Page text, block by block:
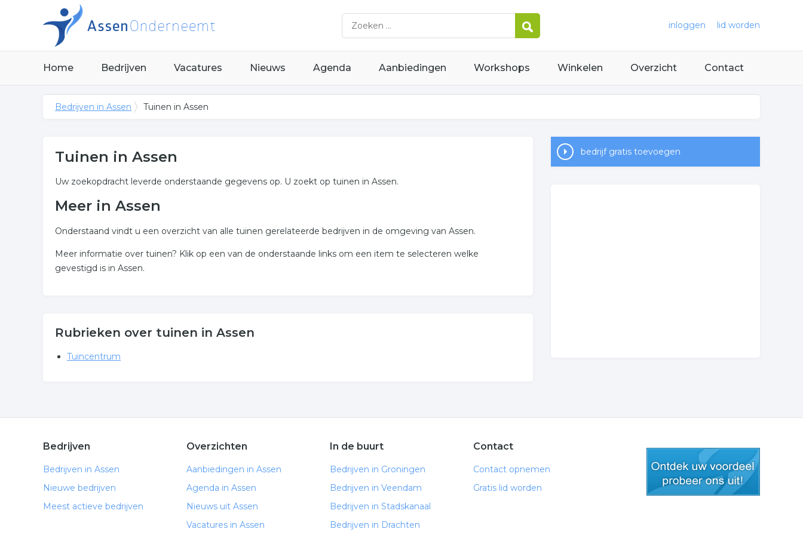
inloggen lid worden
Home Bedrijven Vacatures Nieuws Agenda Aanbiedingen Workshops Winkelen Overzicht Contact
Bedrijven in Assen Tuinen in Assen
Tuinen in Assen
Uw zoekopdracht leverde onderstaande gegevens op. U zoekt op tuinen in Assen.
Meer in Assen
Onderstaand vindt u een overzicht van alle tuinen gerelateerde bedrijven in de omgeving van Assen.
Meer informatie over tuinen? Klik op een van de onderstaande links om een item te selecteren welke
gevestigd is in Assen.
Rubrieken over tuinen in Assen
Tuincentrum
bedrijf gratis toevoegen
Bedrijven
Bedrijven in Assen
Nieuwe bedrijven
Meest actieve bedrijven
Overzichten
Aanbiedingen in Assen
Agenda in Assen
Nieuws uit Assen
Vacatures in Assen
In de buurt
Bedrijven in Groningen
Bedrijven in Veendam
Bedrijven in Stadskanaal
Bedrijven in Drachten
Contact
Contact opnemen
Gratis lid worden